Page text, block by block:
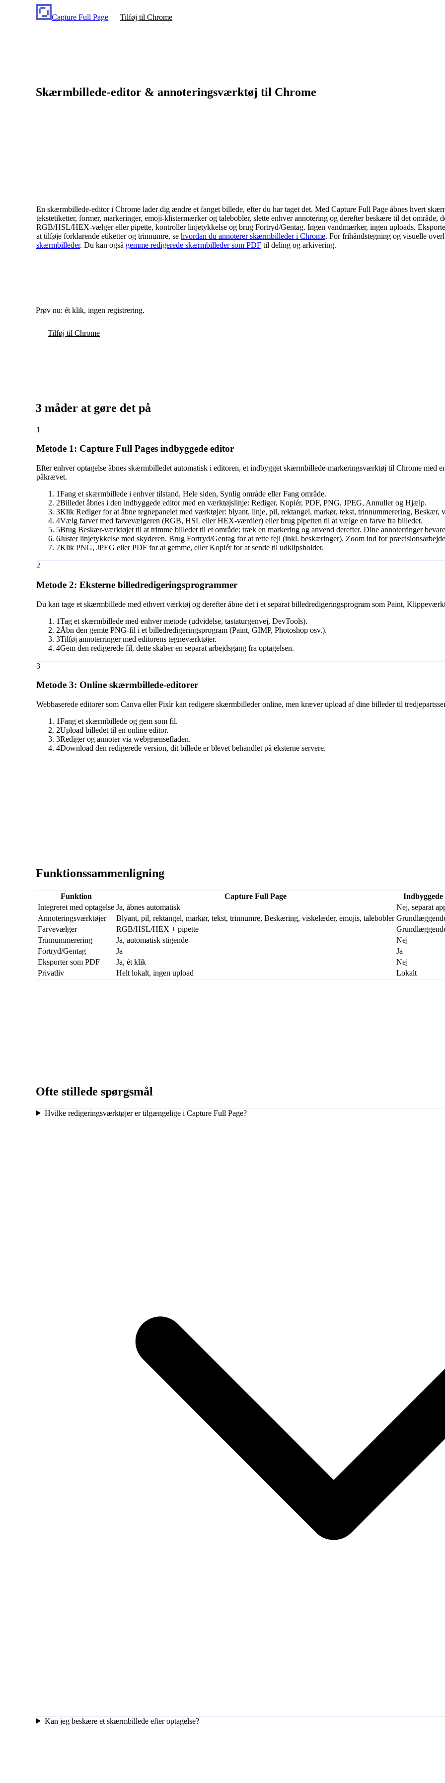
Capture Full Page Tilføj til Chrome
Skærmbillede-editor & annoteringsværktøj til Chrome
En skærmbillede-editor i Chrome lader dig ændre et fanget billede, efter du har taget det. Med Capture Full Page åbnes hvert
tekstetiketter, former, markeringer, emoji-klistermærker og talebobler, slette enhver annotering og derefter beskære til det område,
RGB/HSL/HEX-vælger eller pipette, kontroller linjetykkelse og brug Fortryd/Gentag. Ingen vandmærker, ingen uploads.
at tilføje forklarende etiketter og trinnumre, se hvordan du annoterer skærmbilleder i Chrome. For frihåndstegning og visuelle
skærmbilleder. Du kan også gemme redigerede skærmbilleder som PDF til deling og arkivering.
Prøv nu: ét klik, ingen registrering.
Tilføj til Chrome
3 måder at gøre det på
1
Metode 1: Capture Full Pages indbyggede editor
Efter enhver optagelse åbnes skærmbilledet automatisk i editoren, et indbygget skærmbillede-markeringsværktøj til Chrome med
påkrævet.
1Fang et skærmbillede i enhver tilstand, Hele siden, Synlig område eller Fang område.
2Billedet åbnes i den indbyggede editor med en værktøjslinje: Rediger, Kopiér, PDF, PNG, JPEG, Annuller og Hjælp.
3Klik Rediger for at åbne tegnepanelet med værktøjer: blyant, linje, pil, rektangel, markør, tekst, trinnummerering, Beskær,
4Vælg farver med farvevælgeren (RGB, HSL eller HEX-værdier) eller brug pipetten til at vælge en farve fra billedet.
5Brug Beskær-værktøjet til at trimme billedet til et område: træk en markering og anvend derefter. Dine annoterringer
6Juster linjetykkelse med skyderen. Brug Fortryd/Gentag for at rette fejl (inkl. beskæringer). Zoom ind for
7Klik PNG, JPEG eller PDF for at gemme, eller Kopiér for at sende til udklipsholder.
2
Metode 2: Eksterne billedredigeringsprogrammer
Du kan tage et skærmbillede med ethvert værktøj og derefter åbne det i et separat billedredigeringsprogram som Paint,
1Tag et skærmbillede med enhver metode (udvidelse, tastaturgenvej, DevTools).
2Åbn den gemte PNG-fil i et billedredigeringsprogram (Paint, GIMP, Photoshop osv.).
3Tilføj annoterringer med editorens tegneværktøjer.
4Gem den redigerede fil, dette skaber en separat arbejdsgang fra optagelsen.
3
Metode 3: Online skærmbillede-editorer
Webbaserede editorer som Canva eller Pixlr kan redigere skærmbilleder online, men kræver upload af dine billeder til
1Fang et skærmbillede og gem som fil.
2Upload billedet til en online editor.
3Rediger og annoter via webgrænsefladen.
4Download den redigerede version, dit billede er blevet behandlet på eksterne servere.
Funktionssammenligning
Funktion Capture Full Page
Integreret med optagelse Ja, åbnes automatisk Nej, separat
Annoteringsværktøjer
Blyant, pil, rektangel, markør, tekst, trinnumre, Beskæring, viskelæder, emojis, talebobler
Farvevælger
RGB/HSL/HEX + pipette
Trinnummerering
Ja, automatisk stigende Nej
Fortryd/Gentag
Ja Ja
Eksporter som PDF
Ja, ét klik Nej
Privatliv
Helt lokalt, ingen upload Lokalt
Ofte stillede spørgsmål
Hvilke redigeringsværktøjer er tilgængelige i Capture Full Page?
Kan jeg beskære et skærmbillede efter optagelse?